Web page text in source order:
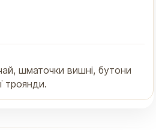
шматочки вишні, бутони
троянди.